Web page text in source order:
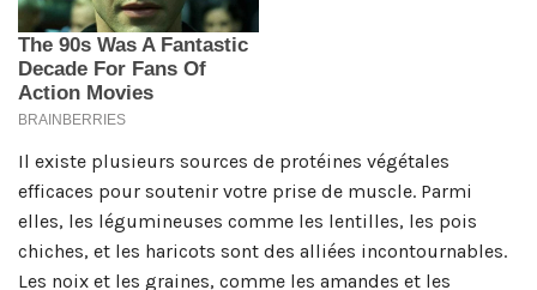
Il existe plusieurs sources de protéines végétales
efficaces pour soutenir votre prise de muscle. Parmi
elles, les légumineuses comme les lentilles, les pois
chiches, et les haricots sont des alliées incontournables.
Les noix et les graines, comme les amandes et les